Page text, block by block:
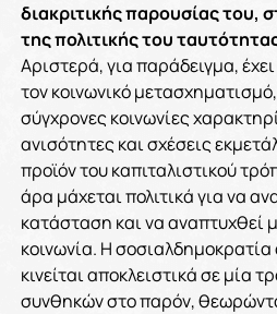
διακριτικής παρουσίας του,
της πολιτικής του
Αριστερά, για παράδειγμα,
τον κοινωνικό
σύγχρονες κοινωνίες
ανισότητες και σχέσεις
προϊόν του καπιταλιστικού
άρα μάχεται πολιτικά για να
κατάσταση και να αναπτυχθεί
κοινωνία. Η
κινείται αποκλειστικά σε μία
συνθηκών στο παρόν,